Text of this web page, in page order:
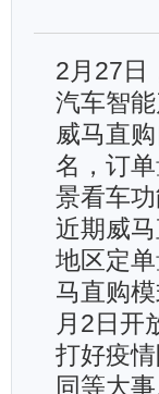
2月27日
汽车智
威马直
名，订
景看车
近期威
地区定
马直购
月2日开
打好疫
同等大